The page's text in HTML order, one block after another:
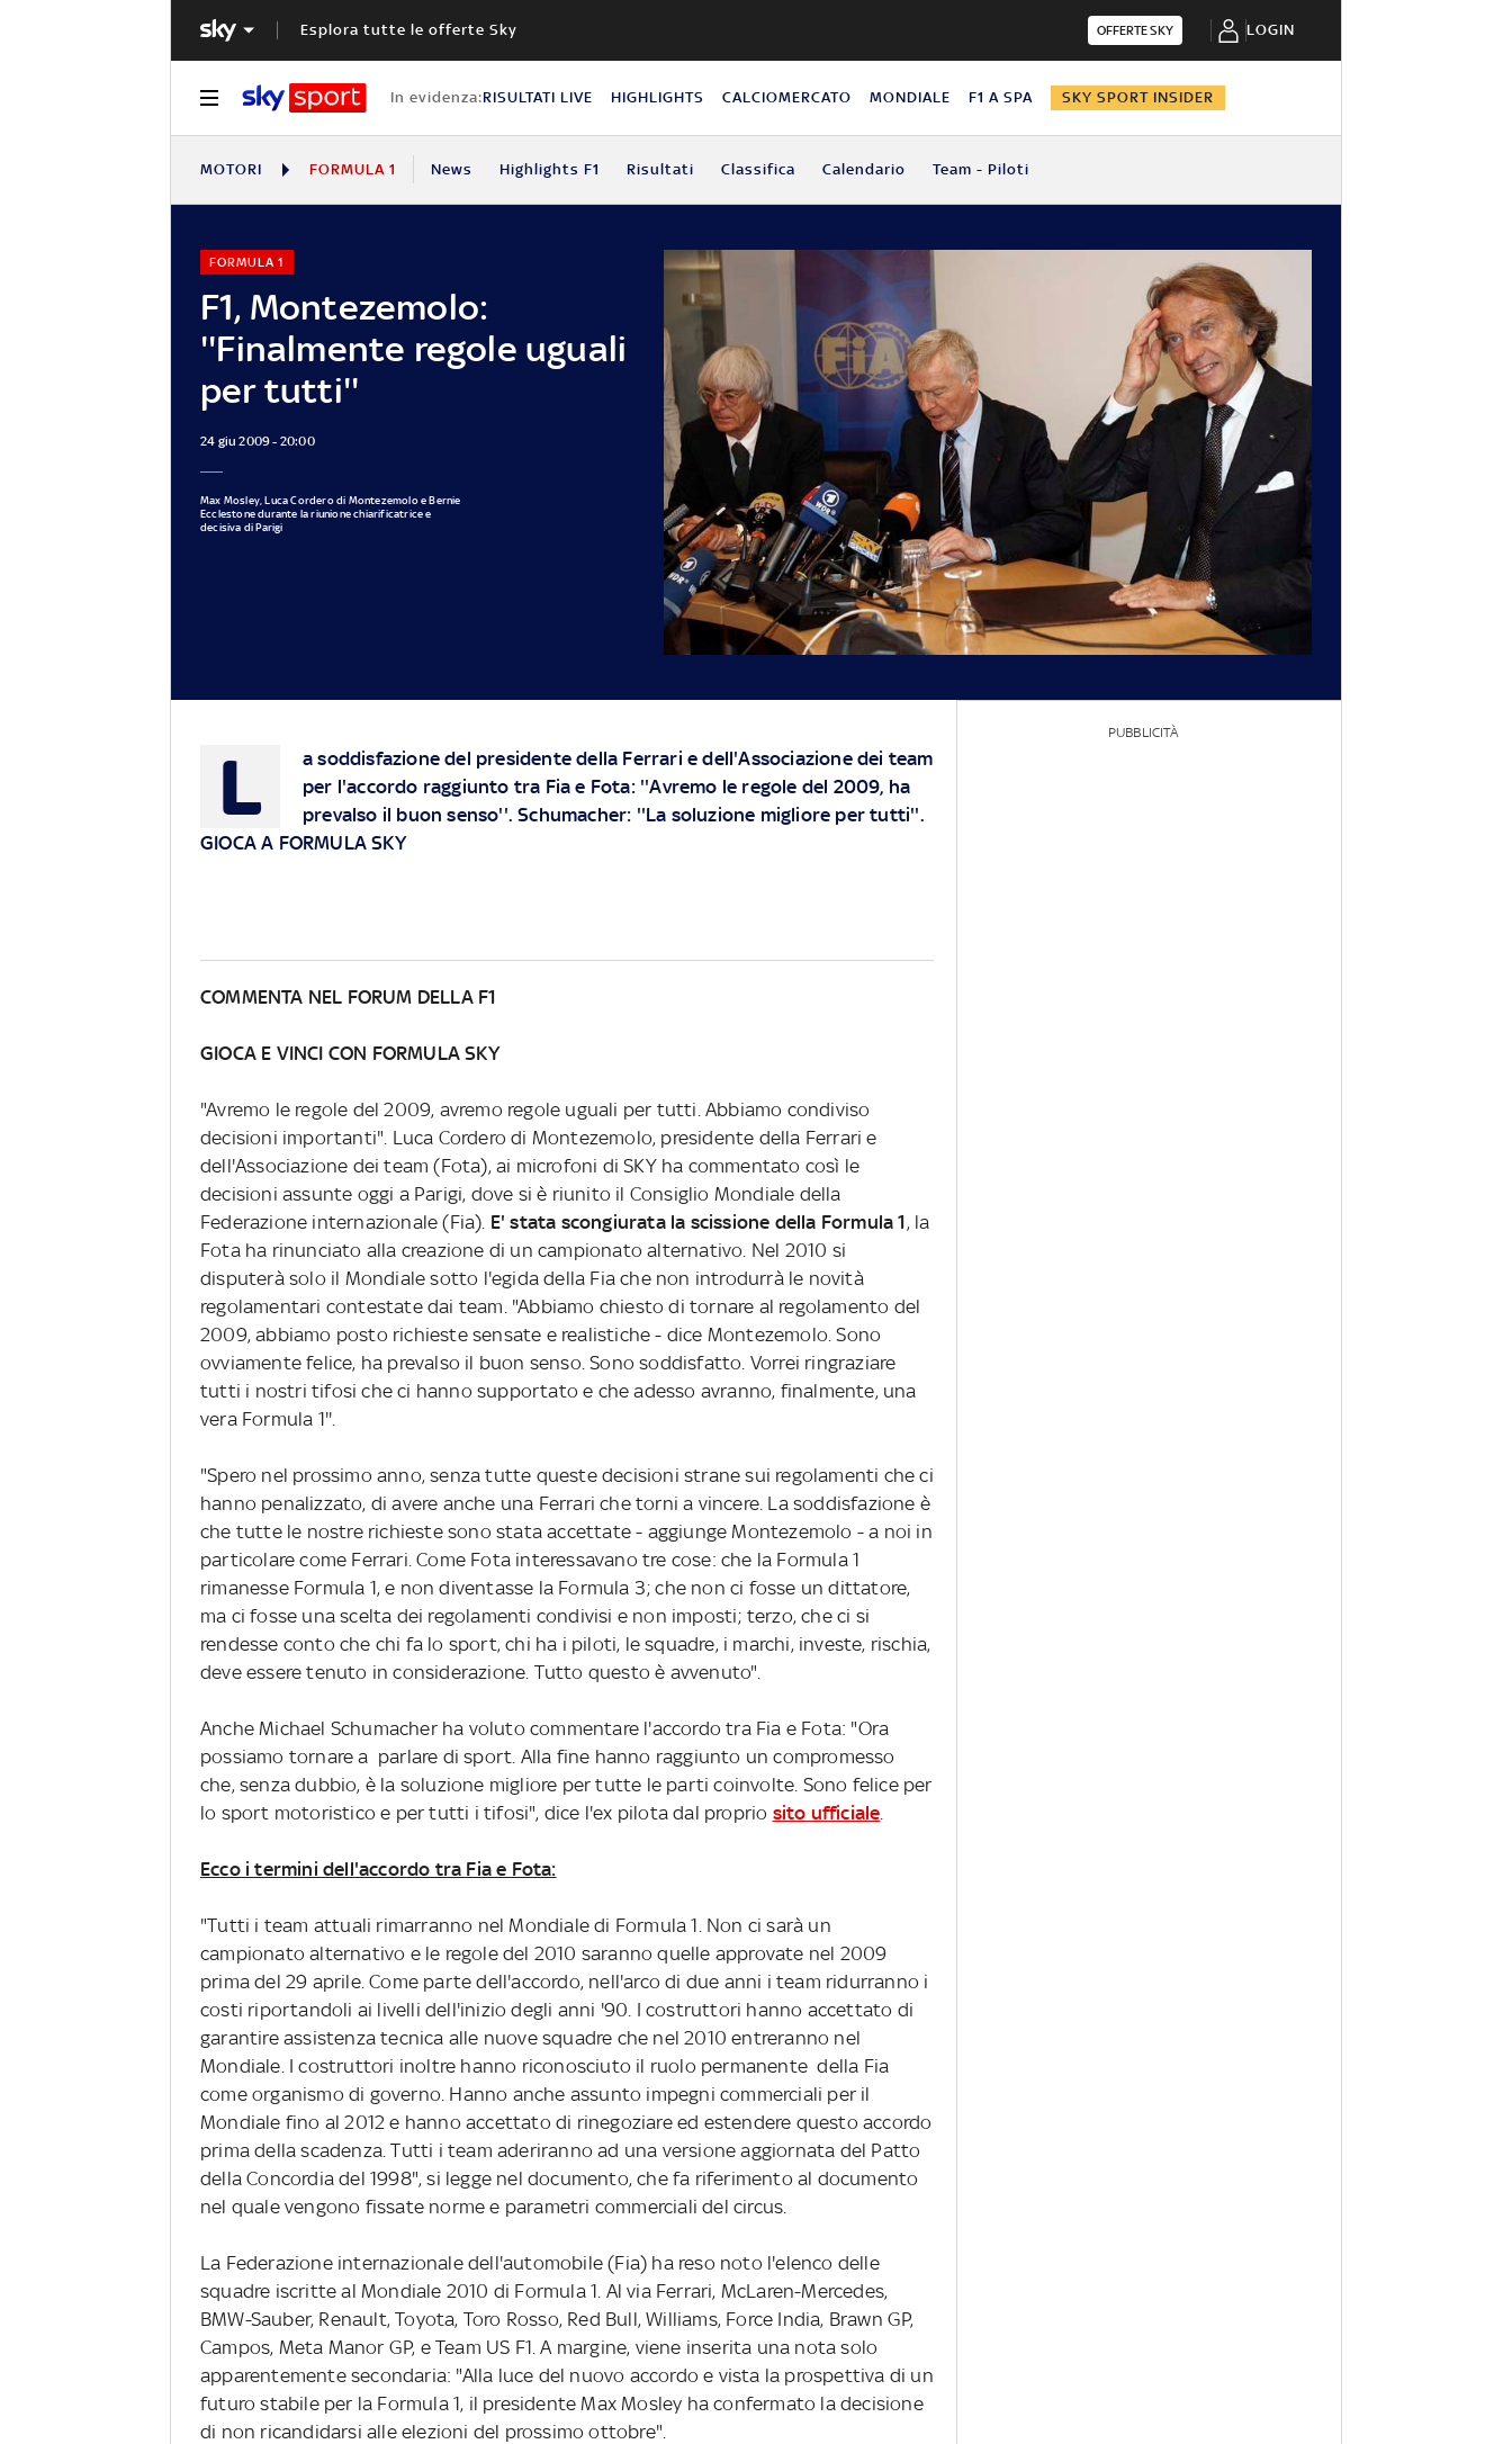
Esplora tutte le offerte Sky OFFERTE SKY LOGIN
In evidenza:RISULTATI LIVE HIGHLIGHTS CALCIOMERCATO MONDIALE F1 A SPA SKY SPORT INSIDER
MOTORI FORMULA 1 News Highlights F1 Risultati Classifica Calendario Team - Piloti
F1, Montezemolo:
''Finalmente regole uguali
per tutti''
FORMULA 1
24 giu 2009 - 20:00
Max Mosley, Luca Cordero di Montezemolo e Bernie
Ecclestone durante la riunione chiarificatrice e
decisiva di Parigi
L
a soddisfazione del presidente della Ferrari e dell'Associazione dei team
per l'accordo raggiunto tra Fia e Fota: ''Avremo le regole del 2009, ha
prevalso il buon senso''. Schumacher: ''La soluzione migliore per tutti''.
GIOCA A FORMULA SKY
COMMENTA NEL FORUM DELLA F1
GIOCA E VINCI CON FORMULA SKY
"Avremo le regole del 2009, avremo regole uguali per tutti. Abbiamo condiviso
decisioni importanti". Luca Cordero di Montezemolo, presidente della Ferrari e
dell'Associazione dei team (Fota), ai microfoni di SKY ha commentato così le
decisioni assunte oggi a Parigi, dove si è riunito il Consiglio Mondiale della
Federazione internazionale (Fia). E' stata scongiurata la scissione della Formula 1, la
Fota ha rinunciato alla creazione di un campionato alternativo. Nel 2010 si
disputerà solo il Mondiale sotto l'egida della Fia che non introdurrà le novità
regolamentari contestate dai team. "Abbiamo chiesto di tornare al regolamento del
2009, abbiamo posto richieste sensate e realistiche - dice Montezemolo. Sono
ovviamente felice, ha prevalso il buon senso. Sono soddisfatto. Vorrei ringraziare
tutti i nostri tifosi che ci hanno supportato e che adesso avranno, finalmente, una
vera Formula 1''.
"Spero nel prossimo anno, senza tutte queste decisioni strane sui regolamenti che ci
hanno penalizzato, di avere anche una Ferrari che torni a vincere. La soddisfazione è
che tutte le nostre richieste sono stata accettate - aggiunge Montezemolo - a noi in
particolare come Ferrari. Come Fota interessavano tre cose: che la Formula 1
rimanesse Formula 1, e non diventasse la Formula 3; che non ci fosse un dittatore,
ma ci fosse una scelta dei regolamenti condivisi e non imposti; terzo, che ci si
rendesse conto che chi fa lo sport, chi ha i piloti, le squadre, i marchi, investe, rischia,
deve essere tenuto in considerazione. Tutto questo è avvenuto".
Anche Michael Schumacher ha voluto commentare l'accordo tra Fia e Fota: "Ora
possiamo tornare a parlare di sport. Alla fine hanno raggiunto un compromesso
che, senza dubbio, è la soluzione migliore per tutte le parti coinvolte. Sono felice per
lo sport motoristico e per tutti i tifosi", dice l'ex pilota dal proprio sito ufficiale
Ecco i termini dell'accordo tra Fia e Fota:
"Tutti i team attuali rimarranno nel Mondiale di Formula 1. Non ci sarà un
campionato alternativo e le regole del 2010 saranno quelle approvate nel 2009
prima del 29 aprile. Come parte dell'accordo, nell'arco di due anni i team ridurranno i
costi riportandoli ai livelli dell'inizio degli anni '90. I costruttori hanno accettato di
garantire assistenza tecnica alle nuove squadre che nel 2010 entreranno nel
Mondiale. I costruttori inoltre hanno riconosciuto il ruolo permanente della Fia
come organismo di governo. Hanno anche assunto impegni commerciali per il
Mondiale fino al 2012 e hanno accettato di rinegoziare ed estendere questo accordo
prima della scadenza. Tutti i team aderiranno ad una versione aggiornata del Patto
della Concordia del 1998", si legge nel documento, che fa riferimento al documento
nel quale vengono fissate norme e parametri commerciali del circus.
La Federazione internazionale dell'automobile (Fia) ha reso noto l'elenco delle
squadre iscritte al Mondiale 2010 di Formula 1. Al via Ferrari, McLaren-Mercedes,
BMW-Sauber, Renault, Toyota, Toro Rosso, Red Bull, Williams, Force India, Brawn GP,
Campos, Meta Manor GP, e Team US F1. A margine, viene inserita una nota solo
apparentemente secondaria: "Alla luce del nuovo accordo e vista la prospettiva di un
futuro stabile per la Formula 1, il presidente Max Mosley ha confermato la decisione
di non ricandidarsi alle elezioni del prossimo ottobre".
PUBBLICITÀ